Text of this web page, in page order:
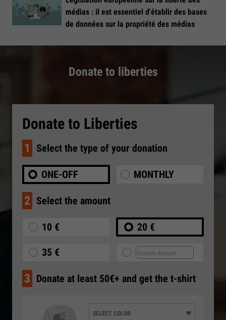
médias : il est essentiel d'établir des bases
de données sur la propriété des médias
Donate to liberties
Donate to Liberties
1 Select the type of your donation
ONE-OFF MONTHLY
2 Select the amount
10 € 20 €
35 €
3 Donate at least 50€+ and get the t-shirt